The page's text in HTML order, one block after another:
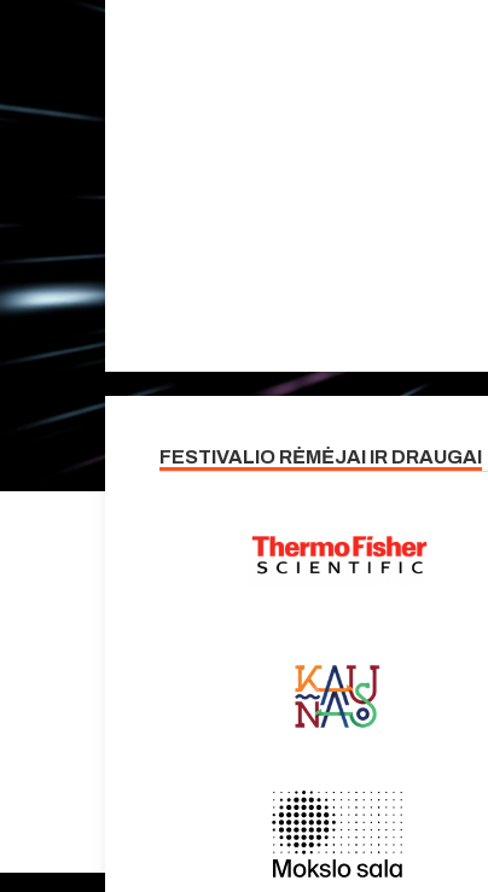
FESTIVALIO RĖMĖJAI IR DRAUGAI